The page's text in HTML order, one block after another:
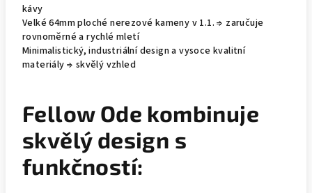
kávy
Velké 64mm ploché nerezové kameny v 1.1. ⇒ zaručuje
rovnoměrné a rychlé mletí
Minimalistický, industriální design a vysoce kvalitní
materiály ⇒ skvělý vzhled
Fellow Ode kombinuje
skvělý design s
funkčností: